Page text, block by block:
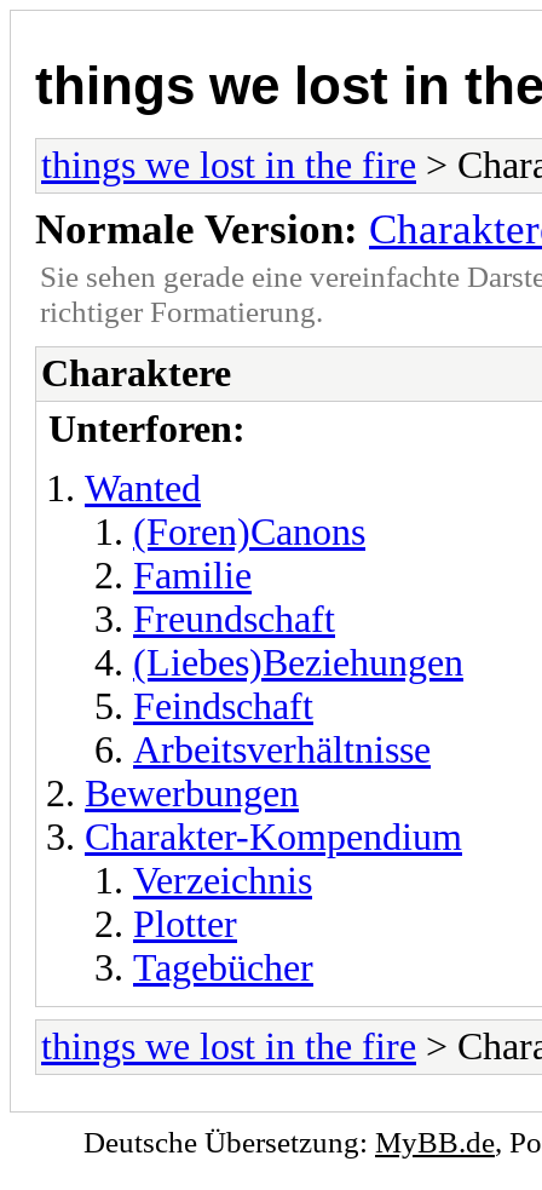
things we lost in
things we lost in the fire >
Normale Version:
Sie sehen gerade eine vereinfachte
richtiger Formatierung.
Charaktere
Unterforen:
Wanted
(Foren)Canons
Familie
Freundschaft
(Liebes)Beziehungen
Feindschaft
Arbeitsverhältnisse
Bewerbungen
Charakter-Kompendium
Verzeichnis
Plotter
Tagebücher
things we lost in the fire >
Deutsche Übersetzung: MyBB.de,